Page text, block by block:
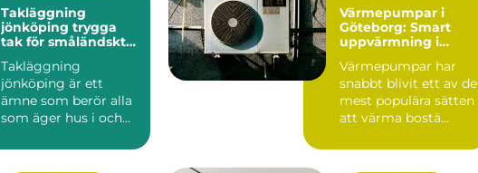
Takläggning
jönköping trygga
tak för småländskt
Takläggning
jönköping är ett
ämne som berör alla
som äger hus i och
villor i...
Värmepumpar i
Göteborg: Smart
uppvärmning i
Värmepumpar har
snabbt blivit ett av de
mest populära sätten
att värma bostä...